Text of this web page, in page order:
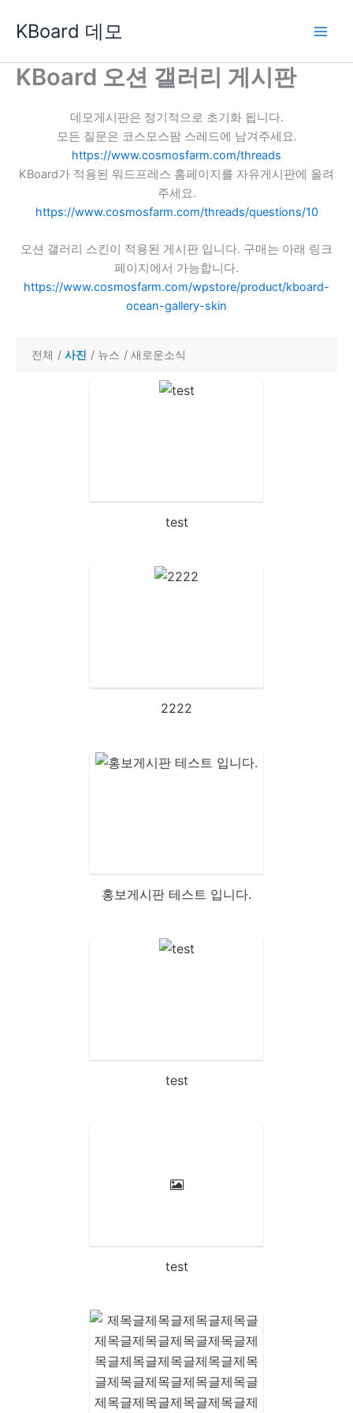
로
KBoard 데모
KBoard 오션 갤러리 게시판
데모게시판은 정기적으로 초기화 됩니다.
모든 질문은 코스모스팜 스레드에 남겨주세요.
https://www.cosmosfarm.com/threads
KBoard가 적용된 워드프레스 홈페이지를 자유게시판에 올려
주세요.
https://www.cosmosfarm.com/threads/questions/10
오션 갤러리 스킨이 적용된 게시판 입니다. 구매는 아래 링크
페이지에서 가능합니다.
https://www.cosmosfarm.com/wpstore/product/kboard-
ocean-gallery-skin
전체 / 사진 / 뉴스 / 새로운소식
test
2222
홍보게시판 테스트 입니다.
test
test